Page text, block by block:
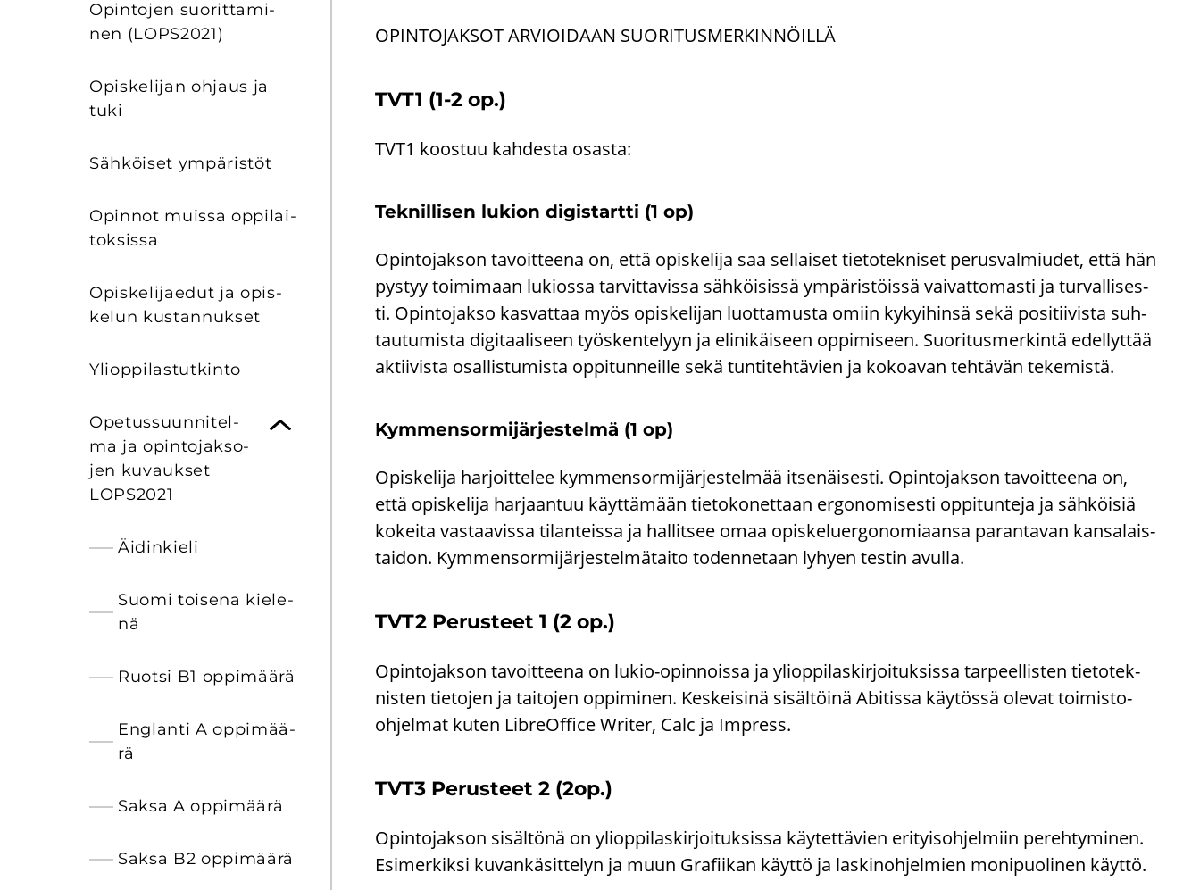
Opin­to­jen suo­rit­ta­mi­
nen (LOPS2021)
Opis­ke­li­jan oh­jaus ja
tuki
Säh­köi­set ym­pä­ris­töt
Opin­not muis­sa op­pi­lai­
tok­sis­sa
Opis­ke­li­jae­dut ja opis­
ke­lun kus­tan­nuk­set
Yli­op­pi­las­tut­kin­to
Ope­tus­suun­ni­tel­
ma ja opin­to­jak­so­
jen ku­vauk­set
LOPS2021
Äi­din­kie­li
Suomi toi­se­na kie­le­
nä
Ruot­si B1 op­pi­mää­rä
Englan­ti A op­pi­mää­
rä
Saksa A op­pi­mää­rä
Saksa B2 op­pi­mää­rä
OPIN­TO­JAK­SOT AR­VIOI­DAAN SUO­RI­TUS­MER­KIN­NÖIL­LÄ
TVT1 (1-2 op.)
TVT1 koos­tuu kah­des­ta osas­ta:
Tek­nil­li­sen lu­kion di­gis­tart­ti (1 op)
Opin­to­jak­son ta­voit­tee­na on, että opis­ke­li­ja saa sel­lai­set tie­to­tek­ni­set pe­rus­val­miu­det, että hän
pys­tyy toi­mi­maan lu­kios­sa tar­vit­ta­vis­sa säh­köi­sis­sä ym­pä­ris­töis­sä vai­vat­to­mas­ti ja tur­val­li­ses­
ti. Opin­to­jak­so kas­vat­taa myös opis­ke­li­jan luot­ta­mus­ta omiin ky­kyi­hin­sä sekä po­si­tii­vis­ta suh­
tau­tu­mis­ta di­gi­taa­li­seen työs­ken­te­lyyn ja eli­ni­käi­seen op­pi­mi­seen. Suo­ri­tus­mer­kin­tä edel­lyt­tää
ak­tii­vis­ta osal­lis­tu­mis­ta op­pi­tun­neil­le sekä tun­ti­teh­tä­vien ja ko­koa­van teh­tä­vän te­ke­mis­tä.
Kymmensormijärjestelmä (1 op)
Opis­ke­li­ja har­joit­te­lee kymmensormijärjestelmää itsenäisesti. Opin­to­jak­son ta­voit­tee­na on,
että opis­ke­li­ja har­jaan­tuu käyttämään tie­to­ko­net­taan er­go­no­mi­ses­ti op­pi­tun­te­ja ja sähköisiä
ko­kei­ta vas­taa­vis­sa ti­lan­teis­sa ja hal­lit­see omaa opis­ke­luer­go­no­mi­aan­sa pa­ran­ta­van kan­sa­lais­
tai­don. Kymmensormijärjestelmätaito to­den­ne­taan ly­hyen tes­tin avul­la.
TVT2 Pe­rus­teet 1 (2 op.)
Opin­to­jak­son ta­voit­tee­na on lukio-​opinnoissa ja yli­op­pi­las­kir­joi­tuk­sis­sa tar­peel­lis­ten tie­to­tek­
nis­ten tie­to­jen ja tai­to­jen op­pi­mi­nen. Kes­kei­si­nä si­säl­töi­nä Abi­tis­sa käy­tös­sä ole­vat toimisto-​
ohjelmat kuten LibreOf­fice Writer, Calc ja Impress.
TVT3 Pe­rus­teet 2 (2op.)
Opin­to­jak­son si­säl­tö­nä on yli­op­pi­las­kir­joi­tuk­sis­sa käy­tet­tä­vien eri­tyis­oh­jel­miin pe­reh­ty­mi­nen.
Esi­mer­kik­si ku­van­kä­sit­te­lyn ja muun Gra­fii­kan käyt­tö ja las­ki­noh­jel­mien mo­ni­puo­li­nen käyt­tö.